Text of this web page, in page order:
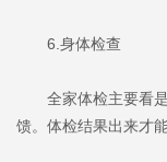
6.身体检查
全家体检主要看是
馈。体检结果出来才能